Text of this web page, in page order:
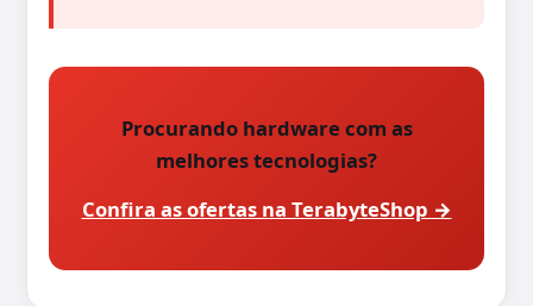
Procurando hardware com as
melhores tecnologias?
Confira as ofertas na TerabyteShop →